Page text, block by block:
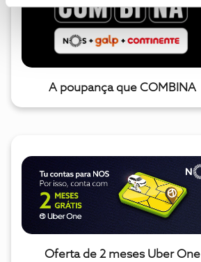
A poupança que COMBINA
Oferta de 2 meses Uber One